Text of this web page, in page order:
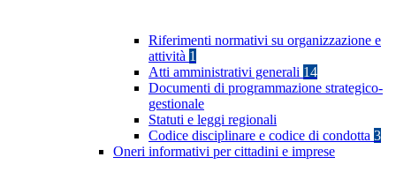
Riferimenti normativi su organizzazione e
attività 1
Atti amministrativi generali 14
Documenti di programmazione strategico-
gestionale
Statuti e leggi regionali
Codice disciplinare e codice di condotta 3
Oneri informativi per cittadini e imprese